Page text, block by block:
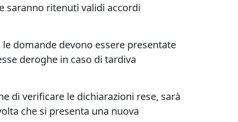
saranno ritenuti validi accordi
le domande devono essere presentate
deroghe in caso di tardiva
di verificare le dichiarazioni rese, sarà
che si presenta una nuova